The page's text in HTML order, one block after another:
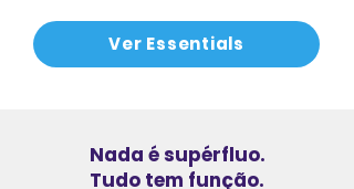
Ver Essentials
Nada é supérfluo.
Tudo tem função.